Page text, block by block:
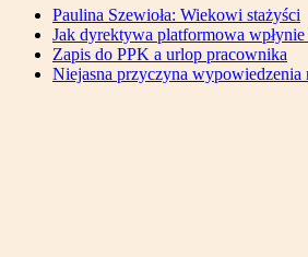
Paulina Szewioła: Wiekowi stażyści
Jak dyrektywa platformowa wpłynie
Zapis do PPK a urlop pracownika
Niejasna przyczyna wypowiedzenia